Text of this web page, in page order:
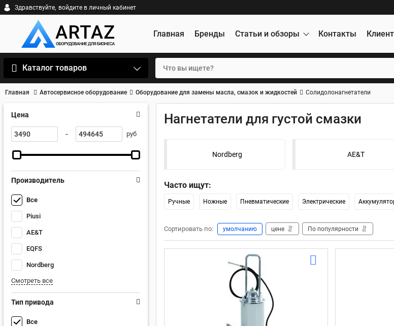
Здравствуйте, войдите в личный кабинет
Главная Бренды Статьи и обзоры Контакты
Каталог товаров
Главная Автосервисное оборудование Оборудование для замены масла, смазок и жидкостей Солидолонагнетатели
Цена
- руб
Производитель
Все
Piusi
AE&T
EQFS
Nordberg
Смотреть все
Тип привода
Все
Нагнетатели для густой смазки
Nordberg AE&T
Часто ищут:
Ручные Ножные Пневматические Электрические
Сортировать по: умолчанию цене По популярности